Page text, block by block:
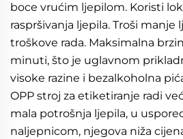
boce vrućim ljepilom. Koristi
raspršivanja ljepila. Troši manje
troškove rada. Maksimalna
minuti, što je uglavnom
visoke razine i bezalkoholna
OPP stroj za etiketiranje radi
mala potrošnja ljepila, u
naljepnicom, njegova niža